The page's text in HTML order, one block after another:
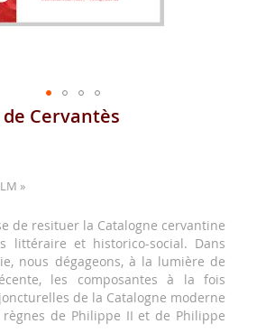
Cervantès
»
de resituer la Catalogne cervantine
littéraire et historico-social. Dans
nous dégageons, à la lumière de
les composantes à la fois
de la Catalogne moderne
de Philippe II et de Philippe